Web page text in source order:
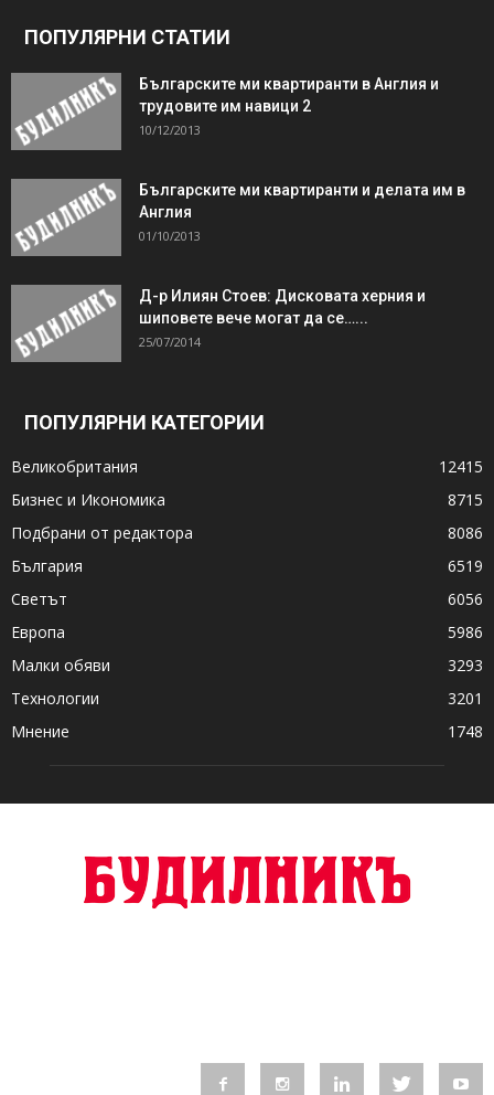
ПОПУЛЯРНИ СТАТИИ
Българските ми квартиранти в Англия и
трудовите им навици 2
10/12/2013
Българските ми квартиранти и делата им в
Англия
01/10/2013
Д-р Илиян Стоев: Дисковата херния и
шиповете вече могат да се…...
25/07/2014
ПОПУЛЯРНИ КАТЕГОРИИ
Великобритания
12415
Бизнес и Икономика
8715
Подбрани от редактора
8086
България
6519
Светът
6056
Европа
5986
Малки обяви
3293
Технологии
3201
Мнение
1748